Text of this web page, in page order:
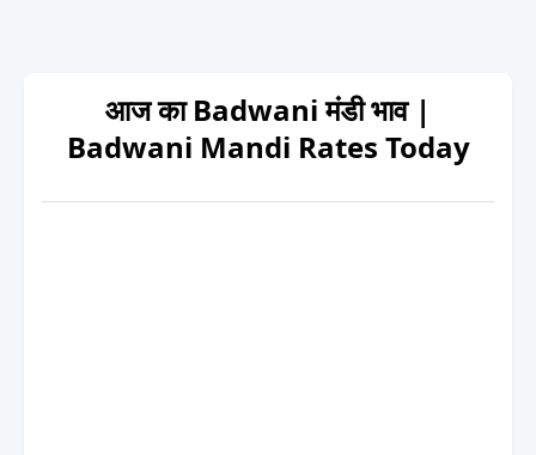
आज का Badwani मंडी भाव |
Badwani Mandi Rates Today